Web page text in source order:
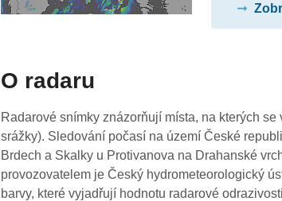
O radaru
Radarové snímky znázorňují místa, na kterých se
srážky). Sledování počasí na území České
Brdech a Skalky u Protivanova na Drahanské
provozovatelem je Český hydrometeorologický
barvy, které vyjadřují hodnotu radarové